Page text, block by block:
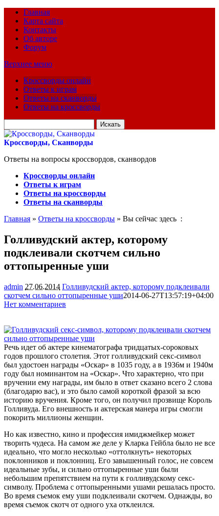
Главная
Карта сайта
Контакты
Об авторе
Форум
Верхнее меню
Кроссворды онлайн
Ответы к играм
Ответы на сканворды
Ответы на кроссворды
для:
Кроссворды, Сканворды
Ответы на вопросы кроссвордов, сканвордов
Кроссворды онлайн
Ответы к играм
Ответы на кроссворды
Ответы на сканворды
Главная » Ответы на кроссворды » Вы сейчас здесь :
Голливудский актер, которому
подклеивали скотчем сильно
оттопыренные уши
admin 27.06.2014 Голливудский актер, которому подклеивали
скотчем сильно оттопыренные уши2014-06-27T13:57:19+04:00
Нет комментариев
Речь идет об актере кинематографа тридцатых-сороковых
годов прошлого столетия. Этот голливудский секс-символ
был удостоен награды «Оскар» в 1035 году, а в 1936м и 1940м
году был номинантом на «Оскар». Что характерно, что при
вручении ему награды, им было в ответ сказано всего 2 слова
(благодарю вас), и это было самой короткой фразой за всю
историю вручения. Кроме того, он получил прозвище Король
Голливуда. Его внешность и актерская манера игры смогли
покорить миллионы женщин.
Но как известно, кино и профессия имиджмейкер может
творить чудеса. На самом же деле у Кларка Гейбла было не все
идеально, что могло несколько «оттолкнуть» некоторых
поклонников и поклонниц. Его завышенный голос, не совсем
идеальные зубы, и сильно оттопыренные уши были
небольшим препятствием на пути к голливудскому секс-
символу. Проблема с оттопыренными ушами решалась просто.
Во время съемок ему уши подклеивали скотчем. Однажды, во
время съемок скотч от одного уха отклеился.